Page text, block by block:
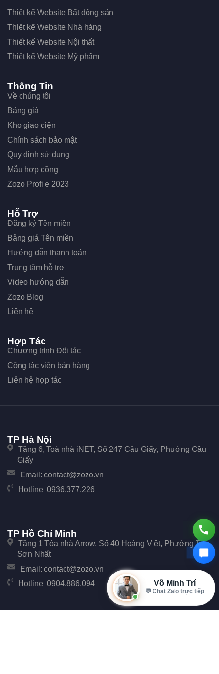
Thiết kế Website Bất động sản
Thiết kế Website Nhà hàng
Thiết kế Website Nội thất
Thiết kế Website Mỹ phẩm
Thông Tin
Về chúng tôi
Bảng giá
Kho giao diện
Chính sách bảo mật
Quy định sử dụng
Mẫu hợp đồng
Zozo Profile 2023
Hỗ Trợ
Đăng ký Tên miền
Bảng giá Tên miền
Hướng dẫn thanh toán
Trung tâm hỗ trợ
Video hướng dẫn
Zozo Blog
Liên hệ
Hợp Tác
Chương trình Đối tác
Cộng tác viên bán hàng
Liên hệ hợp tác
TP Hà Nội
Tầng 6, Toà nhà iNET, Số 247 Cầu Giấy, Phường Cầu
Giấy
Email: contact@zozo.vn
Hotline: 0936.377.226
TP Hồ Chí Minh
Tầng 1 Tòa nhà Arrow, Số 40 Hoàng Việt, Phường Tân
Sơn Nhất
Email: contact@zozo.vn
Hotline: 0904.886.094 Võ Minh Trí
💬 Chat Zalo trực tiếp